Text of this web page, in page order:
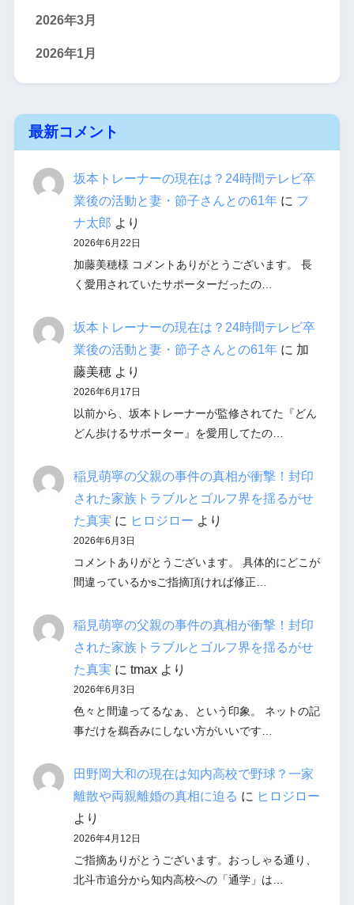
2026年3月
2026年1月
最新コメント
坂本トレーナーの現在は？24時間テレビ卒
業後の活動と妻・節子さんとの61年に フ
ナ太郎 より
2026年6月22日
加藤美穂様 コメントありがとうございます。 長
く愛用されていたサポーターだったの…
坂本トレーナーの現在は？24時間テレビ卒
業後の活動と妻・節子さんとの61年に 加
藤美穂より
2026年6月17日
以前から、坂本トレーナーが監修されてた『どん
どん歩けるサポーター』を愛用してたの…
稲見萌寧の父親の事件の真相が衝撃！封印
された家族トラブルとゴルフ界を揺るがせ
た真実 に ヒロジロー より
2026年6月3日
コメントありがとうございます。 具体的にどこが
間違っているかsご指摘頂ければ修正…
稲見萌寧の父親の事件の真相が衝撃！封印
された家族トラブルとゴルフ界を揺るがせ
た真実 に tmaxより
2026年6月3日
色々と間違ってるなぁ、という印象。 ネットの記
事だけを鵜呑みにしない方がいいです…
田野岡大和の現在は知内高校で野球？一家
離散や両親離婚の真相に迫る に ヒロジロー
より
2026年4月12日
ご指摘ありがとうございます。おっしゃる通り、
北斗市追分から知内高校への「通学」は…